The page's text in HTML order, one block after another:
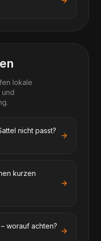
lokale
und
nicht passt?
kurzen
worauf achten?